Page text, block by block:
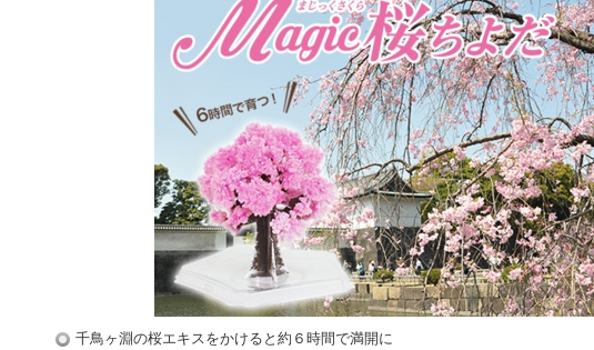
千鳥ヶ淵の桜エキスをかけると約６時間で満開に